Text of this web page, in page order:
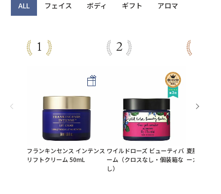
ALL フェイス ボディ ギフト アロマ
フランキンセンス インテンス
リフトクリーム 50mL
ワイルドローズ ビューティバ
ーム（クロスなし・個装箱な
し）
夏肌レスキ
ーガン美容